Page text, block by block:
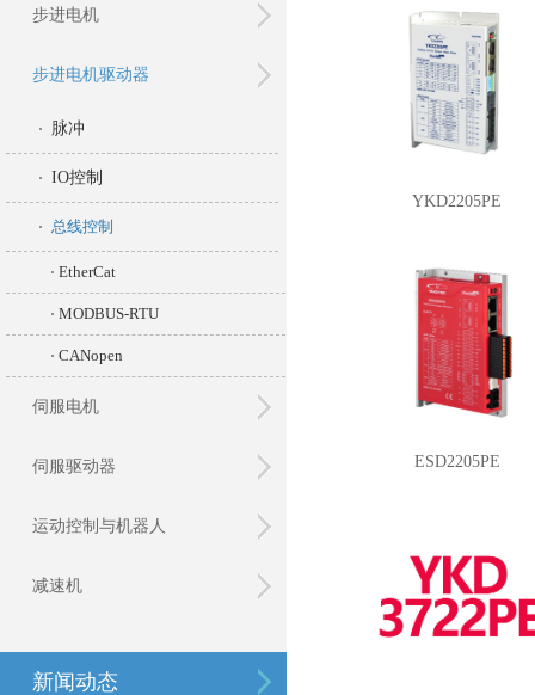
步进电机
步进电机驱动器
脉冲
IO控制
总线控制
EtherCat
MODBUS-RTU
CANopen
伺服电机
伺服驱动器
运动控制与机器人
减速机
新闻动态
YKD2205PE
ESD2205PE